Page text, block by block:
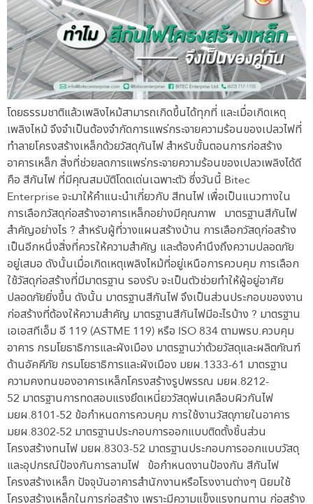
โดยธรรมชาติแล้วเพลิงไหม้สามารถเกิดขึ้นได้ทุกที่ และเมื่อเกิดเหตุ
เพลิงไหม้ จึงจำเป็นต้องจำกัดการแพร่กระจายความร้อนของเปลวไฟที่
ทำลายโครงสร้างเหล็กด้วยวัสดุกันไฟ สำหรับขั้นตอนการก่อสร้าง
อาคารเหล็ก สิ่งที่ช่วยลดการแพร่กระจายความร้อนของเปลวเพลิงได้ดี
คือ สีกันไฟ ที่มีคุณสมบัติโดดเด่นเฉพาะตัว ซึ่งวันนี้ Bitec
Enterprise จะมาให้คำแนะนำเกี่ยวกับ สีทนไฟ เพื่อเป็นแนวทางใน
การเลือกวัสดุก่อสร้างอาคารเหล็กอย่างมีคุณภาพ มาตรฐานสีกันไฟ
สำคัญอย่างไร ? สำหรับผู้ที่วางแผนสร้างบ้าน การเลือกวัสดุก่อสร้าง
เป็นอีกหนึ่งสิ่งที่ควรให้ความสำคัญ และต้องคำนึงถึงความปลอดภัย
อยู่เสมอ ดังนั้นเมื่อเกิดเหตุเพลิงไหม้ที่อยู่เหนือการควบคุม การเลือก
ใช้วัสดุก่อสร้างที่มีมาตรฐาน รองรับ จะเป็นตัวช่วยทำให้ผู้อยู่อาศัย
ปลอดภัยยิ่งขึ้น ดังนั้น มาตรฐานสีกันไฟ จึงเป็นส่วนประกอบของงาน
ก่อสร้างที่ต้องให้ความสำคัญ มาตรฐานสีกันไฟมีอะไรบ้าง ? มาตรฐาน
เอเอสทีเอ็ม อี 119 (ASTME 119) หรือ ISO 834 ตามพรบ.ควบคุม
อาคาร กรมโยธาธิการและผังเมือง มาตรฐานว่าด้วยวัสดุและผลิตภัณฑ์
ด้านอัคคีภัย กรมโยธาธิการและผังเมือง มยผ.1333-61 มาตรฐาน
ความคงทนของอาคารเหล็กโครงสร้างรูปพรรณ มยผ.8212-
52 มาตรฐานการทดสอบแรงยึดเหนี่ยววัสดุพ่นเคลือบผิวกันไฟ
มยผ.8101-52 ข้อกำหนดการควบคุม การใช้งานวัสดุภายในอาคาร
มยผ.8302-52 มาตรฐานประกอบการออกแบบติดตั้งชิ้นส่วน
โครงสร้างทนไฟ มยผ.8303-52 มาตรฐานประกอบการออกแบบวัสดุ
และอุปกรณ์ป้องกันการลามไฟ ข้อกำหนดงานป้องกัน สีกันไฟ
โครงสร้างเหล็ก ปัจจุบันอาคารสำนักงานหรือโรงงานต่างๆ นิยมใช้
โครงสร้างเหล็กในการก่อสร้าง เพราะมีความแข็งแรงทนทาน ก่อสร้าง